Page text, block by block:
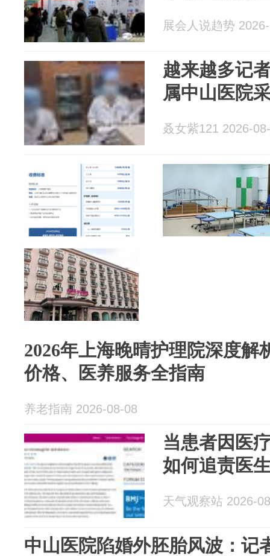
展会人说趋势
越来越多记
属中山医院
叒女紫121 2026-
2026年上海晚晴护理院深度解
价格、医养服务全指南
养老指南 2026-08-08
当患者因医
如何追责医
天气观察站 2026-
中山医院陷婚外胚胎风波：记